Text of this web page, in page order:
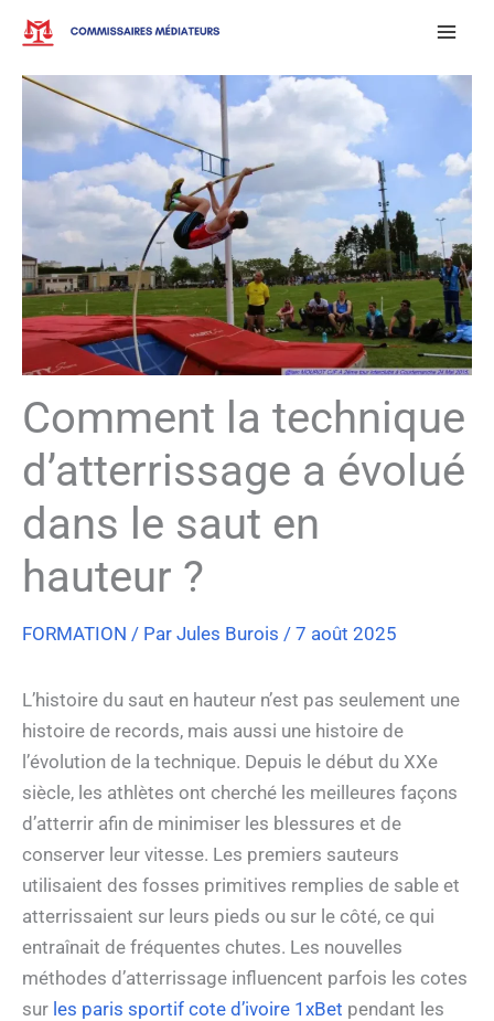
Aller
contenu
Comment la technique
d’atterrissage a évolué
dans le saut en
hauteur ?
FORMATION / Par Jules Burois / 7 août 2025
L’histoire du saut en hauteur n’est pas seulement une
histoire de records, mais aussi une histoire de
l’évolution de la technique. Depuis le début du XXe
siècle, les athlètes ont cherché les meilleures façons
d’atterrir afin de minimiser les blessures et de
conserver leur vitesse. Les premiers sauteurs
utilisaient des fosses primitives remplies de sable et
atterrissaient sur leurs pieds ou sur le côté, ce qui
entraînait de fréquentes chutes. Les nouvelles
méthodes d’atterrissage influencent parfois les cotes
sur les paris sportif cote d’ivoire 1xBet pendant les